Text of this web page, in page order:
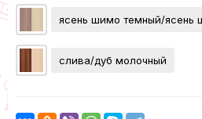
ясень шимо темный/ясень
слива/дуб молочный